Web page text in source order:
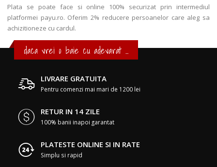
Plata se poate face si online 100% securizat prin intermediul
platformei payu.ro. Oferim 2% reducere persoanelor care aleg sa
achizitioneze cu cardul.
daca vrei o baie cu adevarat ...
LIVRARE GRATUITA
Pentru comenzi mai mari de 1200 lei
RETUR IN 14 ZILE
100% banii inapoi garantat
PLATESTE ONLINE SI IN RATE
Simplu si rapid